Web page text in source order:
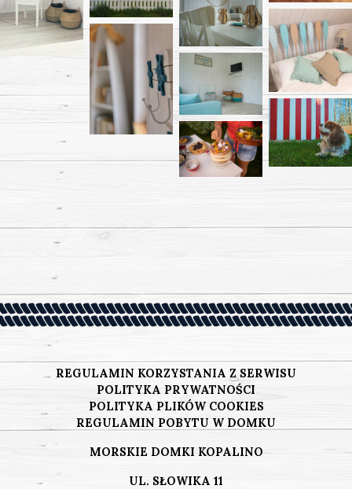
REGULAMIN KORZYSTANIA Z SERWISU
POLITYKA PRYWATNOŚCI
POLITYKA PLIKÓW COOKIES
REGULAMIN POBYTU W DOMKU
MORSKIE DOMKI KOPALINO
UL. SŁOWIKA 11